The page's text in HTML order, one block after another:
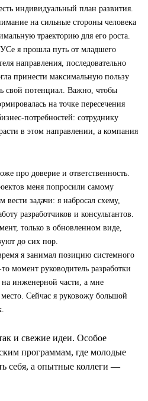
индивидуальный план развития.
на сильные стороны человека
траекторию для его роста.
я прошла путь от младшего
направления, последовательно
принести максимальную пользу
свой потенциал. Важно, чтобы
на точке пересечения
потребностей: сотруднику
в этом направлении, а компания
про доверие и ответственность.
меня попросили самому
вести задачи: я набросал схему,
разработчиков и консультантов.
только в обновленном виде,
до сих пор.
я занимал позицию системного
момент руководитель разработки
на инженерной части, а мне
Сейчас я руковожу большой
и свежие идеи. Особое
программам, где молодые
себя, а опытные коллеги —